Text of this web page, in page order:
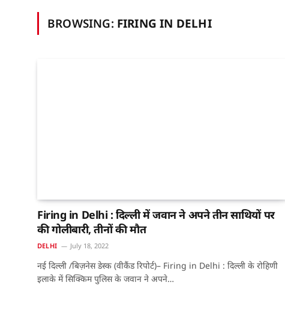
BROWSING: FIRING IN DELHI
Firing in Delhi : दिल्ली में जवान ने अपने तीन साथियों पर
की गोलीबारी, तीनों की मौत
DELHI July 18, 2022
नई दिल्ली /बिज़नेस डेस्क (वीकैंड रिपोर्ट)– Firing in Delhi : दिल्ली के रोहिणी
इलाके में सिक्किम पुलिस के जवान ने अपने…